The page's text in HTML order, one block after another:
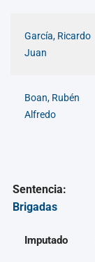
García, Ricardo
Juan
Boan, Rubén
Alfredo
Sentencia:
Brigadas
Imputado